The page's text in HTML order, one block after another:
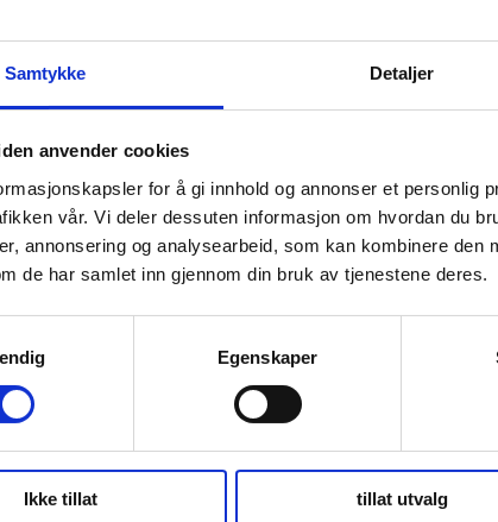
Samtykke Detaljer
anvender cookies
for å gi innhold og annonser et personlig
vår. Vi deler dessuten informasjon om hvordan du
annonsering og analysearbeid, som kan kombinere den
de har samlet inn gjennom din bruk av tjenestene deres.
Egenskaper
Ikke tillat tillat utvalg
får nye eiere
16, 2024 byCharlotte Haug